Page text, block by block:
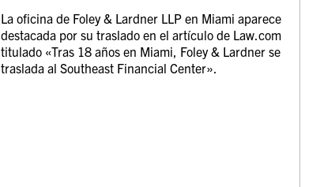
La oficina de Foley & Lardner LLP en Miami aparece
destacada por su traslado en el artículo de Law.com
titulado «Tras 18 años en Miami, Foley & Lardner se
traslada al Southeast Financial Center».